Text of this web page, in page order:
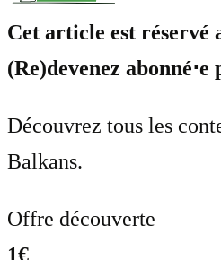
Cet article est réservé
(Re)devenez
Découvrez tous les
Balkans.
Offre découverte
1€